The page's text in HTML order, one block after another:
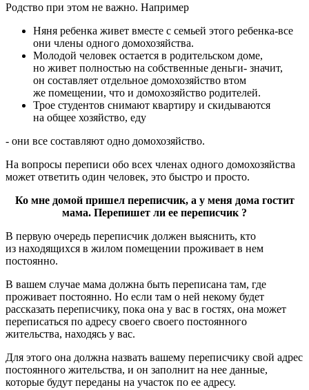
Родство при этом не важно. Например
Няня ребенка живет вместе с семьей этого ребенка-все
они члены одного домохозяйства.
Молодой человек остается в родительском доме,
но живет полностью на собственные деньги- значит,
он составляет отдельное домохозяйство втом
же помещении, что и домохозяйство родителей.
Трое студентов снимают квартиру и скидываются
на общее хозяйство, еду
- они все составляют одно домохозяйство.
На вопросы переписи обо всех членах одного домохозяйства
может ответить один человек, это быстро и просто.
Ко мне домой пришел переписчик, а у меня дома гостит
мама. Перепишет ли ее переписчик ?
В первую очередь переписчик должен выяснить, кто
из находящихся в жилом помещении проживает в нем
постоянно.
В вашем случае мама должна быть переписана там, где
проживает постоянно. Но если там о ней некому будет
рассказать переписчику, пока она у вас в гостях, она может
переписаться по адресу своего своего постоянного
жительства, находясь у вас.
Для этого она должна назвать вашему переписчику свой адрес
постоянного жительства, и он заполнит на нее данные,
которые будут переданы на участок по ее адресу.